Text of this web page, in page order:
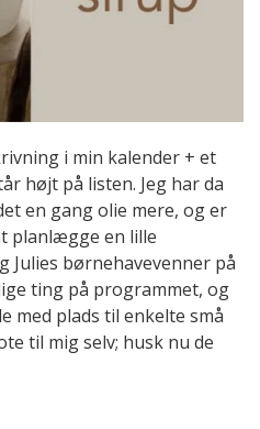
i min kalender + et
højt på listen. Jeg har da
en gang olie mere, og er
planlægge en lille
Julies børnehavevenner på
ting på programmet, og
med plads til enkelte små
til mig selv; husk nu de